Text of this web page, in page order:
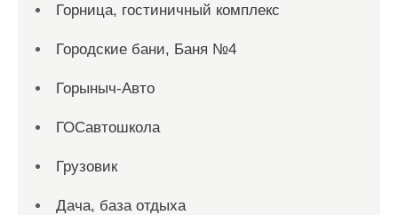
Горница, гостиничный комплекс
Городские бани, Баня №4
Горыныч-Авто
ГОСавтошкола
Грузовик
Дача, база отдыха